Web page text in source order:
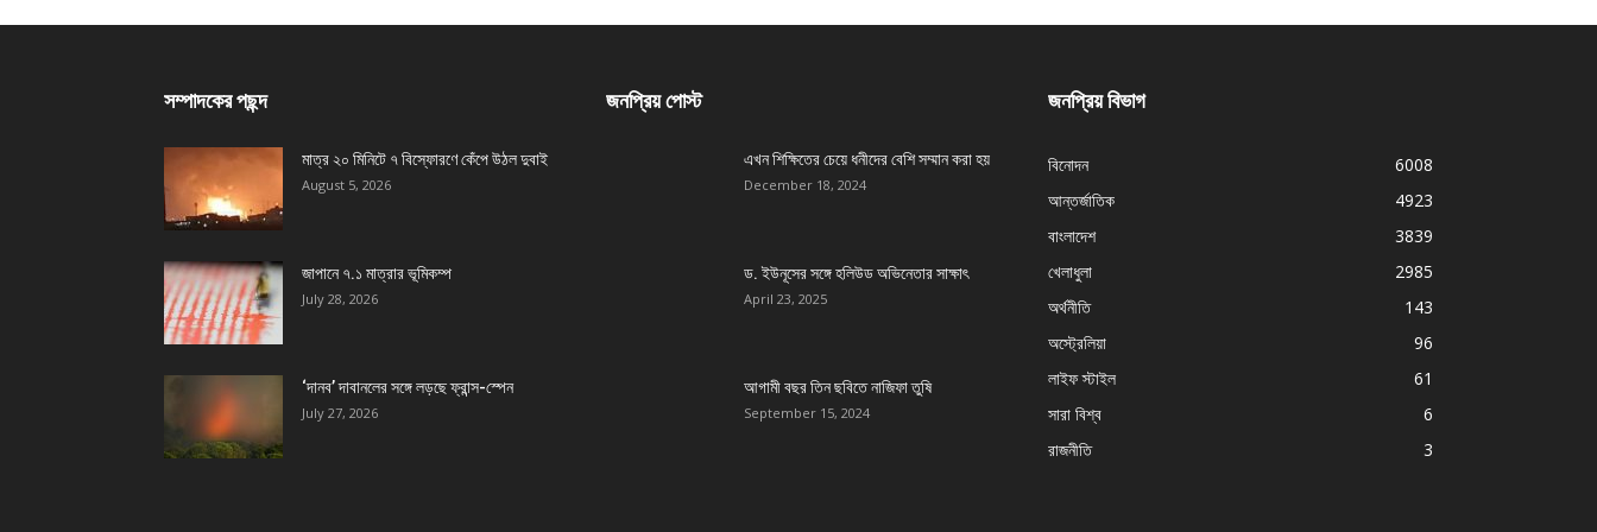
সম্পাদকের পছন্দ
মাত্র ২০ মিনিটে ৭ বিস্ফোরণে কেঁপে উঠল দুবাই
August 5, 2026
জাপানে ৭.১ মাত্রার ভূমিকম্প
July 28, 2026
‘দানব’ দাবানলের সঙ্গে লড়ছে ফ্রান্স-স্পেন
July 27, 2026
জনপ্রিয় পোস্ট
এখন শিক্ষিতের চেয়ে ধনীদের বেশি সম্মান করা হয়
December 18, 2024
ড. ইউনূসের সঙ্গে হলিউড অভিনেতার সাক্ষাৎ
April 23, 2025
আগামী বছর তিন ছবিতে নাজিফা তুষি
September 15, 2024
জনপ্রিয় বিভাগ
বিনোদন
6008
আন্তর্জাতিক
4923
বাংলাদেশ
3839
খেলাধুলা
2985
অর্থনীতি
143
অস্ট্রেলিয়া
96
লাইফ স্টাইল
61
সারা বিশ্ব
6
রাজনীতি
3